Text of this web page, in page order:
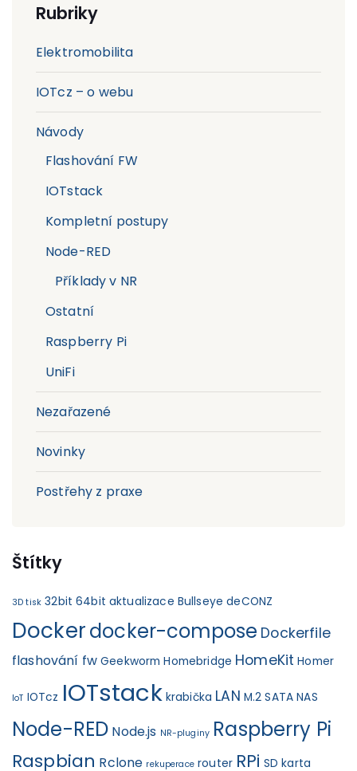
Rubriky
Elektromobilita
IOTcz – o webu
Návody
Flashování FW
IOTstack
Kompletní postupy
Node-RED
Příklady v NR
Ostatní
Raspberry Pi
UniFi
Nezařazené
Novinky
Postřehy z praxe
Štítky
3D tisk 32bit 64bit aktualizace Bullseye deCONZ
Dockerdocker-compose Dockerfile
flashování fw Geekworm Homebridge HomeKit Homer
IoT IOTcz IOTstack krabička LAN M.2 SATA NAS
Node-RED Node.js NR-pluginy Raspberry Pi
Raspbian Rclone rekuperace router RPi SD karta